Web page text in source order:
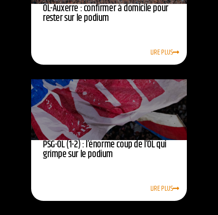
OL-Auxerre : confirmer à domicile pour
rester sur le podium
LIRE PLUS
PSG-OL (1-2) : l’énorme coup de l’OL qui
grimpe sur le podium
LIRE PLUS